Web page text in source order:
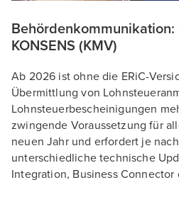
Behördenkommunikation:
KONSENS (KMV)
Ab 2026 ist ohne die ERiC-
Übermittlung von
Lohnsteuerbescheinigungen
zwingende Voraussetzung für
neuen Jahr und erfordert je
unterschiedliche technische
Integration, Business Connector